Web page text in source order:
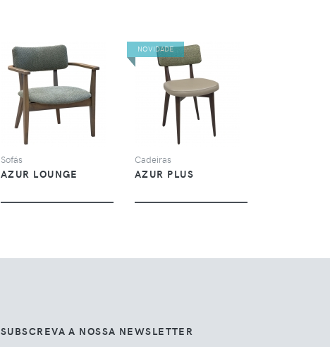
VER
Sofás
AZUR LOUNGE
NOVIDADE
VER
Cadeiras
AZUR PLUS
SUBSCREVA A NOSSA NEWSLETTER